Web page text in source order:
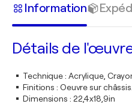
Information
Détails de
Technique: Acrylique,
Finitions : Oeuvre sur
Dimensions : 22,4x18,9in